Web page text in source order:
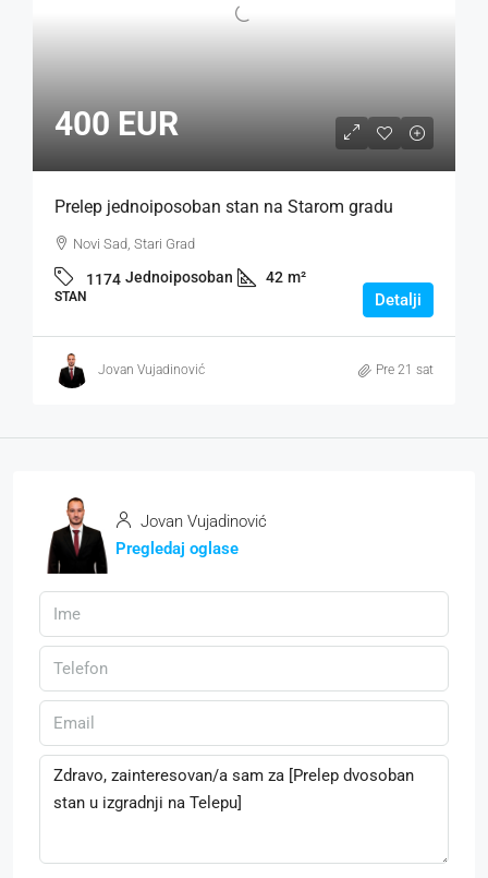
400 EUR
Prelep jednoiposoban stan na Starom gradu
Novi Sad, Stari Grad
1174 Jednoiposoban 42 m²
STAN Detalji
Jovan Vujadinović Pre 21 sat
Jovan Vujadinović
Pregledaj oglase